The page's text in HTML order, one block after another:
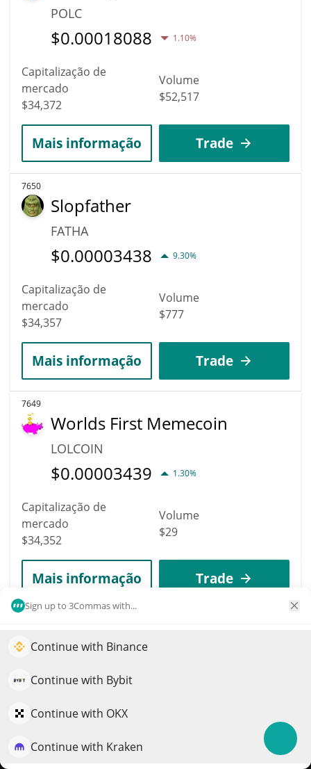
Sign up to 3Commas with...
Continue with Binance
Continue with Bybit
Continue with OKX
Continue with Kraken
POLC
$0.00018088 1.10%
Capitalização de
mercado
$34,372
Volume
$52,517
Mais informação Trade
7650
Slopfather
FATHA
$0.00003438 9.30%
Capitalização de
mercado
$34,357
Volume
$777
Mais informação Trade
7649
Worlds First Memecoin
LOLCOIN
$0.00003439 1.30%
Capitalização de
mercado
$34,352
Volume
$29
Mais informação Trade
Vortex
$0.04 0.50%
mercado
Impulsione o crescimento do seu portfólio com IA
QuantPilot é uma plataforma completa de estratégias onde
estratégias e conduzem pesquisas de mercado
Experimente grátis